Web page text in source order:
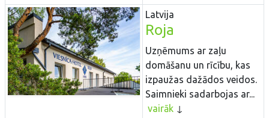
Latvija
Roja
Uzņēmums ar zaļu
domāšanu un rīcību, kas
izpaužas dažādos veidos.
Saimnieki sadarbojas ar...
vairāk